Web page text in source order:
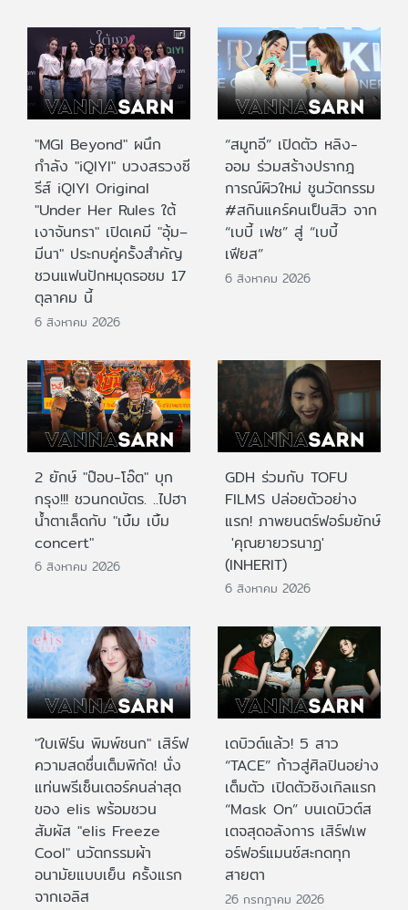
"MGI Beyond" ผนึก
กำลัง "iQIYI" บวงสรวงซี
รีส์ iQIYI Original
"Under Her Rules ใต้
เงาจันทรา" เปิดเคมี "อุ้ม–
มีนา" ประกบคู่ครั้งสำคัญ
ชวนแฟนปักหมุดรอชม 17
ตุลาคม นี้
6 สิงหาคม 2026
“สมูทอี” เปิดตัว หลิง-
ออม ร่วมสร้างปรากฎ
การณ์ผิวใหม่ ชูนวัตกรรม
#สกินแคร์คนเป็นสิว จาก
“เบบี้ เฟซ” สู่ “เบบี้
เฟียส”
6 สิงหาคม 2026
2 ยักษ์ "ป๊อบ-โอ๊ต" บุก
กรุง!!! ชวนกดบัตร. ..ไปฮา
น้ำตาเล็ดกับ "เบิ้ม เบิ้ม
concert"
6 สิงหาคม 2026
GDH ร่วมกับ TOFU
FILMS ปล่อยตัวอย่าง
แรก! ภาพยนตร์ฟอร์มยักษ์
'คุณยายวรนาฏ'
(INHERIT)
6 สิงหาคม 2026
"ใบเฟิร์น พิมพ์ชนก" เสิร์ฟ
ความสดชื่นเต็มพิกัด! นั่ง
แท่นพรีเซ็นเตอร์คนล่าสุด
ของ elis พร้อมชวน
สัมผัส "elis Freeze
Cool" นวัตกรรมผ้า
อนามัยแบบเย็น ครั้งแรก
จากเอลิส
เดบิวต์แล้ว! 5 สาว
“TACE” ก้าวสู่ศิลปินอย่าง
เต็มตัว เปิดตัวซิงเกิลแรก
“Mask On” บนเดบิวต์ส
เตจสุดอลังการ เสิร์ฟเพ
อร์ฟอร์แมนซ์สะกดทุก
สายตา
26 กรกฎาคม 2026